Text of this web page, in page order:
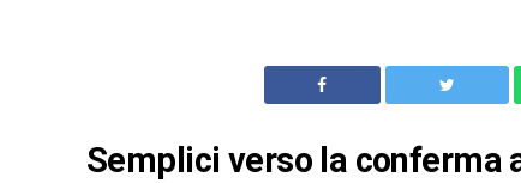
Semplici verso la conferma